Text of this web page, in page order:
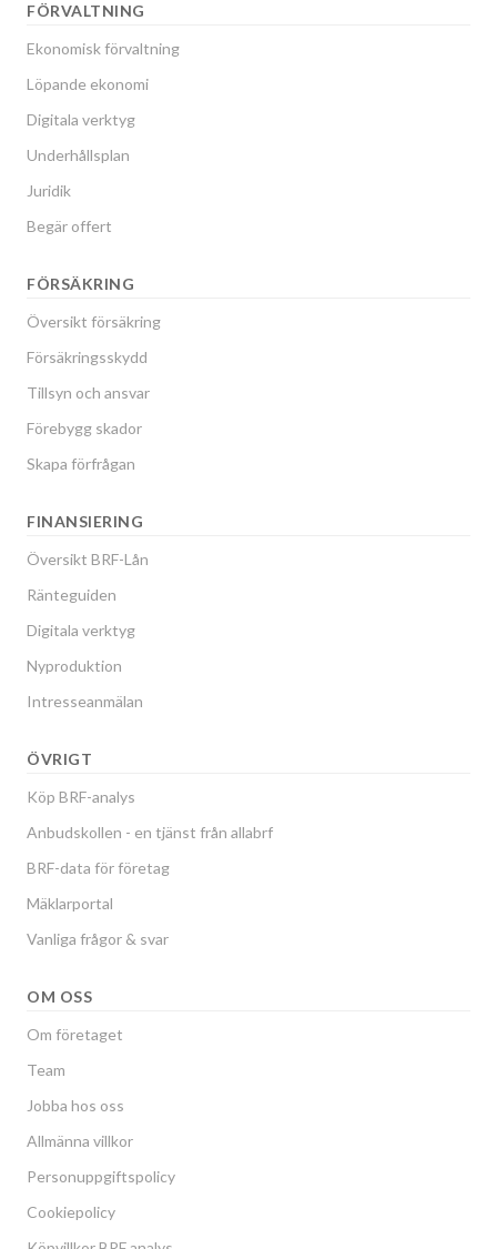
FÖRVALTNING
Ekonomisk förvaltning
Löpande ekonomi
Digitala verktyg
Underhållsplan
Juridik
Begär offert
FÖRSÄKRING
Översikt försäkring
Försäkringsskydd
Tillsyn och ansvar
Förebygg skador
Skapa förfrågan
FINANSIERING
Översikt BRF-Lån
Ränteguiden
Digitala verktyg
Nyproduktion
Intresseanmälan
ÖVRIGT
Köp BRF-analys
Anbudskollen - en tjänst från allabrf
BRF-data för företag
Mäklarportal
Vanliga frågor & svar
OM OSS
Om företaget
Team
Jobba hos oss
Allmänna villkor
Personuppgiftspolicy
Cookiepolicy